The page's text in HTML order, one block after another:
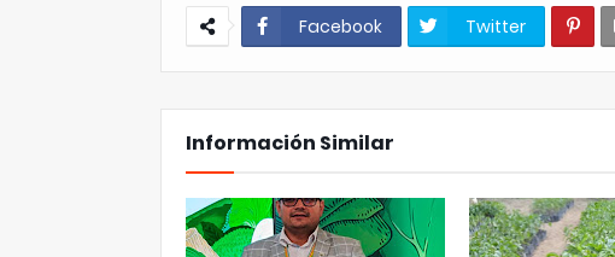
Facebook Twitter
Información Similar